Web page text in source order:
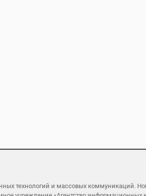
технологий и массовых коммуникаций.